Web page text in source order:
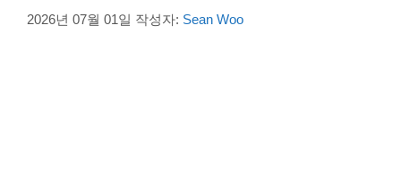
2026년 07월 01일 작성자: Sean Woo